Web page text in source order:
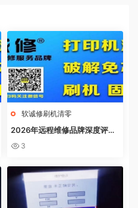
软诚修刷机清零
2026年远程维修品牌深度评
测：软诚修、远城修吧、远城在
3